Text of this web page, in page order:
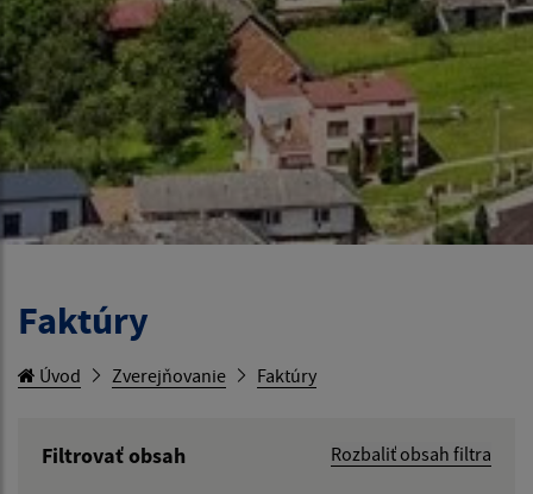
Faktúry
Úvod Zverejňovanie Faktúry
Filtrovať obsah
Rozbaliť obsah filtra